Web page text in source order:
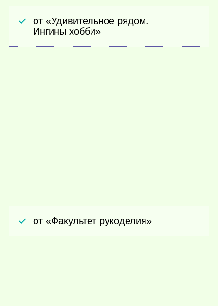
от «Удивительное рядом.
Ингины хобби»
от «Факультет рукоделия»